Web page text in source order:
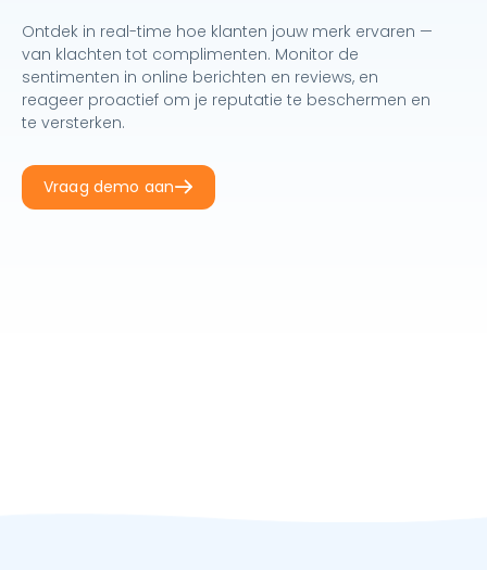
Ontdek in real-time hoe klanten jouw merk ervaren —
van klachten tot complimenten. Monitor de
sentimenten in online berichten en reviews, en
reageer proactief om je reputatie te beschermen en
te versterken.
Vraag demo aan